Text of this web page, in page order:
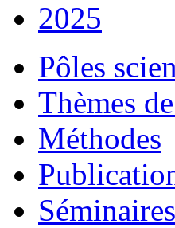
2025
Pôles
Thèmes
Méthodes